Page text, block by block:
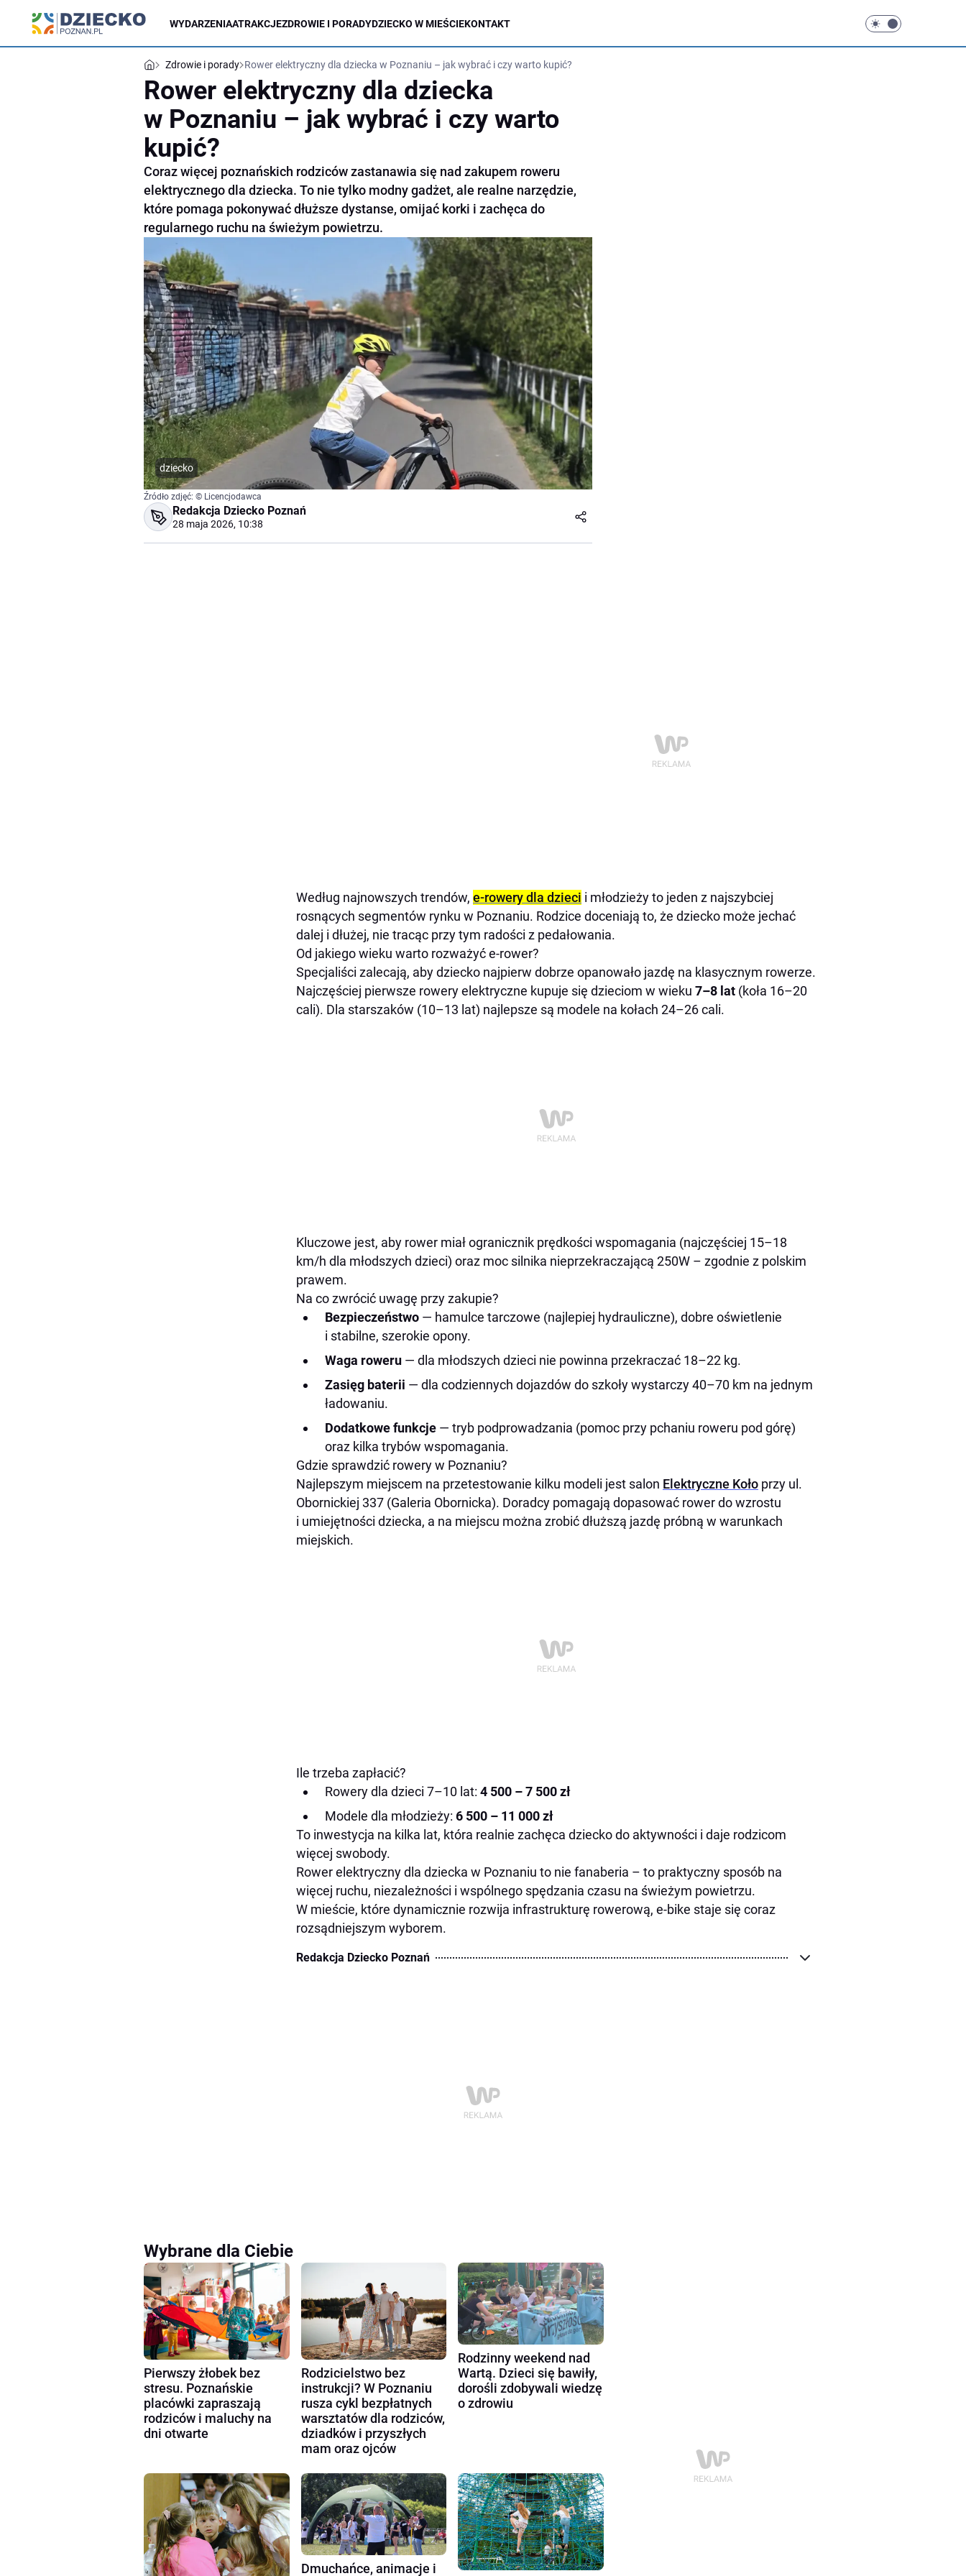
WYDARZENIAATRAKCJEZDROWIE I PORADYDZIECKO W MIEŚCIEKONTAKT
Zdrowie i porady Rower elektryczny dla dziecka w Poznaniu – jak wybrać i czy warto kupić?
Rower elektryczny dla dziecka
w Poznaniu – jak wybrać i czy warto
kupić?
Coraz więcej poznańskich rodziców zastanawia się nad zakupem roweru
elektrycznego dla dziecka. To nie tylko modny gadżet, ale realne narzędzie,
które pomaga pokonywać dłuższe dystanse, omijać korki i zachęca do
regularnego ruchu na świeżym powietrzu.
dziecko
Źródło zdjęć: © Licencjodawca
Redakcja Dziecko Poznań
28 maja 2026, 10:38
Według najnowszych trendów, e-rowery dla dzieci i młodzieży to jeden z najszybciej
rosnących segmentów rynku w Poznaniu. Rodzice doceniają to, że dziecko może jechać
dalej i dłużej, nie tracąc przy tym radości z pedałowania.
Od jakiego wieku warto rozważyć e-rower?
Specjaliści zalecają, aby dziecko najpierw dobrze opanowało jazdę na klasycznym rowerze.
Najczęściej pierwsze rowery elektryczne kupuje się dzieciom w wieku 7–8 lat (koła 16–20
cali). Dla starszaków (10–13 lat) najlepsze są modele na kołach 24–26 cali.
Kluczowe jest, aby rower miał ogranicznik prędkości wspomagania (najczęściej 15–18
km/h dla młodszych dzieci) oraz moc silnika nieprzekraczającą 250W – zgodnie z polskim
prawem.
Na co zwrócić uwagę przy zakupie?
Bezpieczeństwo — hamulce tarczowe (najlepiej hydrauliczne), dobre oświetlenie
i stabilne, szerokie opony.
Waga roweru — dla młodszych dzieci nie powinna przekraczać 18–22 kg.
Zasięg baterii — dla codziennych dojazdów do szkoły wystarczy 40–70 km na jednym
ładowaniu.
Dodatkowe funkcje — tryb podprowadzania (pomoc przy pchaniu roweru pod górę)
oraz kilka trybów wspomagania.
Gdzie sprawdzić rowery w Poznaniu?
Najlepszym miejscem na przetestowanie kilku modeli jest salon Elektryczne Koło przy ul.
Obornickiej 337 (Galeria Obornicka). Doradcy pomagają dopasować rower do wzrostu
i umiejętności dziecka, a na miejscu można zrobić dłuższą jazdę próbną w warunkach
miejskich.
Ile trzeba zapłacić?
Rowery dla dzieci 7–10 lat: 4 500 – 7 500 zł
Modele dla młodzieży: 6 500 – 11 000 zł
To inwestycja na kilka lat, która realnie zachęca dziecko do aktywności i daje rodzicom
więcej swobody.
Rower elektryczny dla dziecka w Poznaniu to nie fanaberia – to praktyczny sposób na
więcej ruchu, niezależności i wspólnego spędzania czasu na świeżym powietrzu.
W mieście, które dynamicznie rozwija infrastrukturę rowerową, e-bike staje się coraz
rozsądniejszym wyborem.
Redakcja Dziecko Poznań
Wybrane dla Ciebie
Pierwszy żłobek bez
stresu. Poznańskie
placówki zapraszają
rodziców i maluchy na
dni otwarte
Rodzicielstwo bez
instrukcji? W Poznaniu
rusza cykl bezpłatnych
warsztatów dla rodziców,
dziadków i przyszłych
mam oraz ojców
Rodzinny weekend nad
Wartą. Dzieci się bawiły,
dorośli zdobywali wiedzę
o zdrowiu
Dmuchańce, animacje i